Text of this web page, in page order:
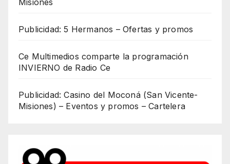
Misiones
Publicidad: 5 Hermanos – Ofertas y promos
Ce Multimedios comparte la programación
INVIERNO de Radio Ce
Publicidad: Casino del Moconá (San Vicente-
Misiones) – Eventos y promos – Cartelera